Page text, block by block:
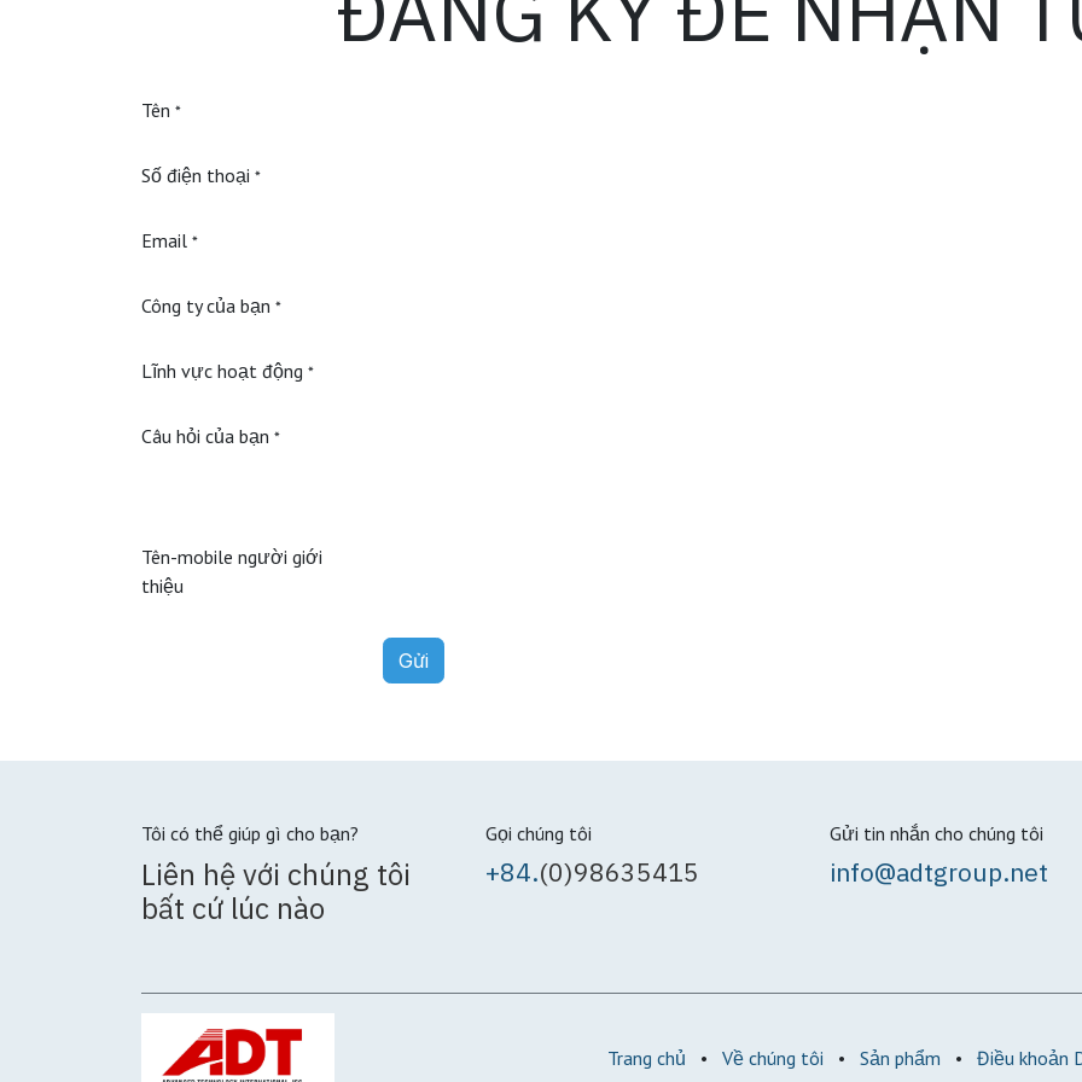
Tên *
Số điện thoại *
Email *
Công ty của bạn *
Lĩnh vực hoạt động *
Câu hỏi của bạn *
Tên-mobile người giới
thiệu
Gửi
Tôi có thể giúp gì cho bạn?
Liên hệ với chúng tôi
bất cứ lúc nào
Gọi chúng tôi
+84.(0)98635415
Gửi tin nhắn cho chúng tôi
info@adtgroup.net
Trang chủ • Về chúng tôi • Sản phẩm • Điều khoản